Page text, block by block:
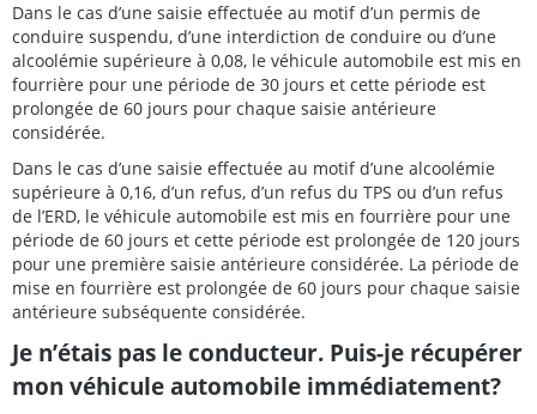
Dans le cas d’une saisie effectuée au motif d’un permis de
conduire suspendu, d’une interdiction de conduire ou d’une
alcoolémie supérieure à 0,08, le véhicule automobile est mis en
fourrière pour une période de 30 jours et cette période est
prolongée de 60 jours pour chaque saisie antérieure
considérée.
Dans le cas d’une saisie effectuée au motif d’une alcoolémie
supérieure à 0,16, d’un refus, d’un refus du TPS ou d’un refus
de l’ERD, le véhicule automobile est mis en fourrière pour une
période de 60 jours et cette période est prolongée de 120 jours
pour une première saisie antérieure considérée. La période de
mise en fourrière est prolongée de 60 jours pour chaque saisie
antérieure subséquente considérée.
Je n’étais pas le conducteur. Puis-je récupérer
mon véhicule automobile immédiatement?